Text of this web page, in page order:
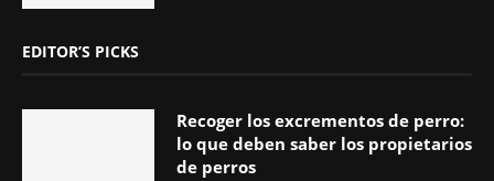
EDITOR’S PICKS
Recoger los excrementos de perro:
lo que deben saber los propietarios
de perros